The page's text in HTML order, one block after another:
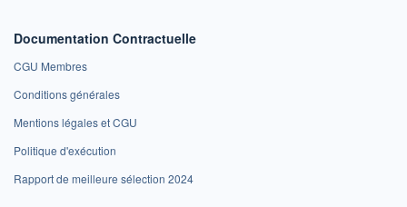
Documentation Contractuelle
CGU Membres
Conditions générales
Mentions légales et CGU
Politique d'exécution
Rapport de meilleure sélection 2024